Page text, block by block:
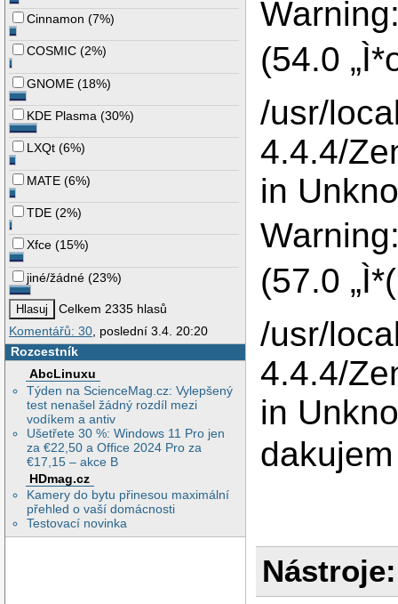
Cinnamon (7%)
COSMIC (2%)
GNOME (18%)
KDE Plasma (30%)
LXQt (6%)
MATE (6%)
TDE (2%)
Xfce (15%)
jiné/žádné (23%)
Celkem 2335 hlasů
Komentářů: 30, poslední 3.4. 20:20
Rozcestník
AbcLinuxu
Týden na ScienceMag.cz: Vylepšený
test nenašel žádný rozdíl mezi
vodíkem a antiv
Ušetřete 30 %: Windows 11 Pro jen
za €22,50 a Office 2024 Pro za
€17,15 – akce B
HDmag.cz
Kamery do bytu přinesou maximální
přehled o vaší domácnosti
Testovací novinka
(54.0
/usr/
4.4.4/
in
(57.0
/usr/
4.4.4/
in
dakujem
Nástroje: